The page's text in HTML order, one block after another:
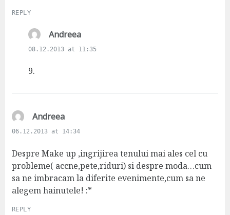
REPLY
Andreeas
a
08.12.2013 at 11:35
9.
Andreeas
a
s
:
06.12.2013 at 14:34
Despre Make up ,ingrijirea tenului mai ales cel cu
probleme( accne,pete,riduri) si despre moda…cum
sa ne imbracam la diferite evenimente,cum sa ne
alegem hainutele! :*
REPLY